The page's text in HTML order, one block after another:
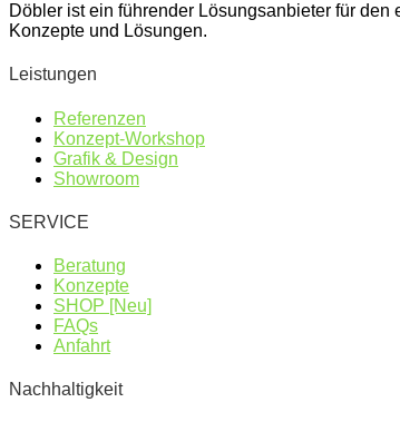
Döbler ist ein führender Lösungsanbieter für
Konzepte und Lösungen.
Leistungen
Referenzen
Konzept-Workshop
Grafik & Design
Showroom
SERVICE
Beratung
Konzepte
SHOP [Neu]
FAQs
Anfahrt
Nachhaltigkeit